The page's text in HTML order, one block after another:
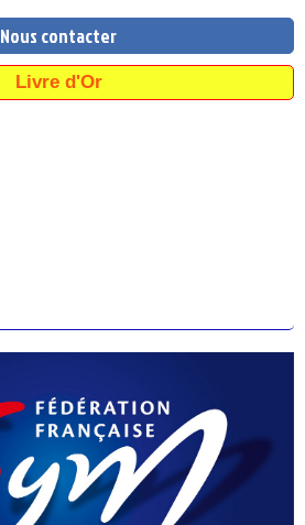
Nous contacter
Livre d'Or